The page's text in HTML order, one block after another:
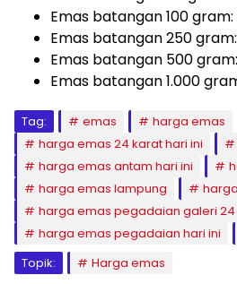
Emas batangan 100 gram:
Emas batangan 250
Emas batangan 500 gram:
Emas batangan 1.000
Tag: emas
harga emas
harga emas 24 karat hari ini
harga emas antam hari ini
harga emas lampung
harga emas pegadaian galeri 24
harga emas pegadaian hari ini
Topik:
Harga emas